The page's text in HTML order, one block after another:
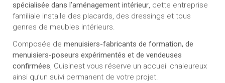
spécialisée dans l’aménagement intérieur, cette entreprise
familiale installe des placards, des dressings et tous
genres de meubles intérieurs.
Composée de menuisiers-fabricants de formation, de
menuisiers-poseurs expérimentés et de vendeuses
confirmées, Cuisinest vous réserve un accueil chaleureux
ainsi qu’un suivi permanent de votre projet.